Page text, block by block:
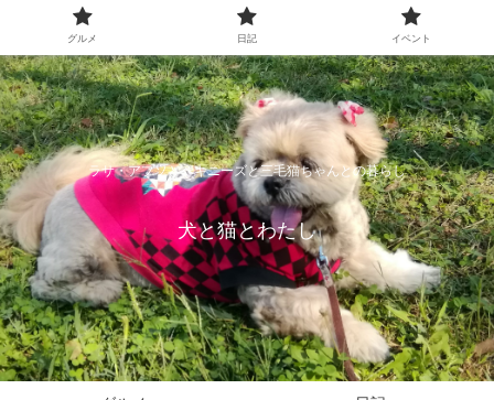
ラサ・アプソとペキニーズと三毛猫ちゃんとの暮らし
犬と猫とわたし
グルメ 日記 イベント